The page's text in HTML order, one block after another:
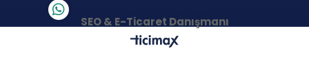
SEO & E-Ticaret Danışmanı